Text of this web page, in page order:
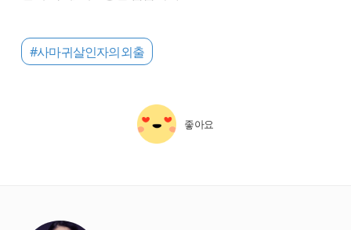
#사마귀살인자의외출
좋아요